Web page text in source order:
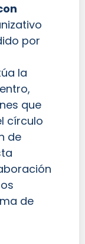
por
la
que
círculo
de
de